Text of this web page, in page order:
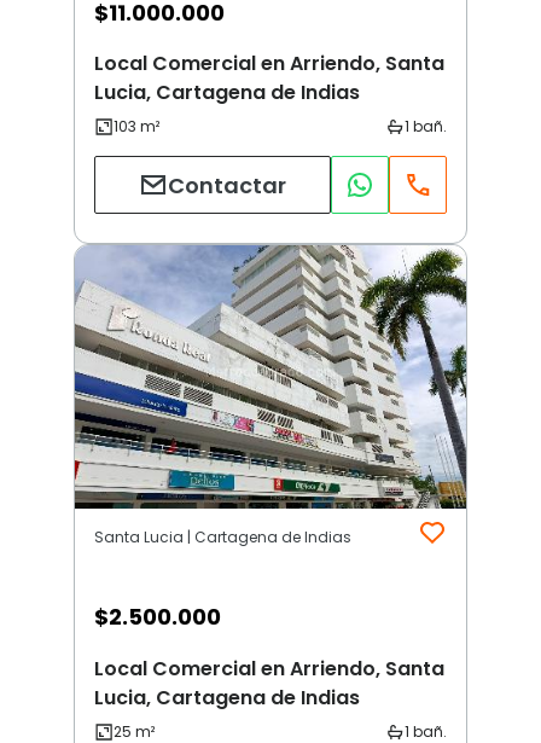
$11.000.000
Local Comercial en Arriendo, Santa
Lucia, Cartagena de Indias
Contactar
Santa Lucia | Cartagena de Indias
$2.500.000
Local Comercial en Arriendo, Santa
Lucia, Cartagena de Indias